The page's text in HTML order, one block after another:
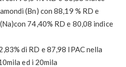
(Bn) con 88,19 % RD e
74,40% RD e 80,08 indice
di RD e 87,98 IPAC nella
ed i 20mila